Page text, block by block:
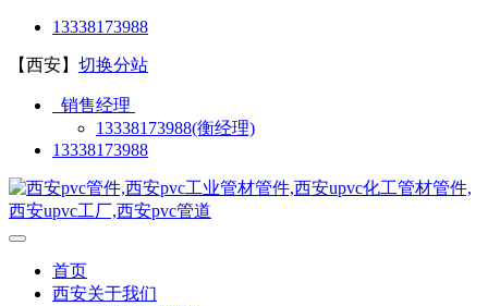
13338173988
【西安】 切换分站
销售经理
13338173988(衡经理)
13338173988
首页
西安关于我们